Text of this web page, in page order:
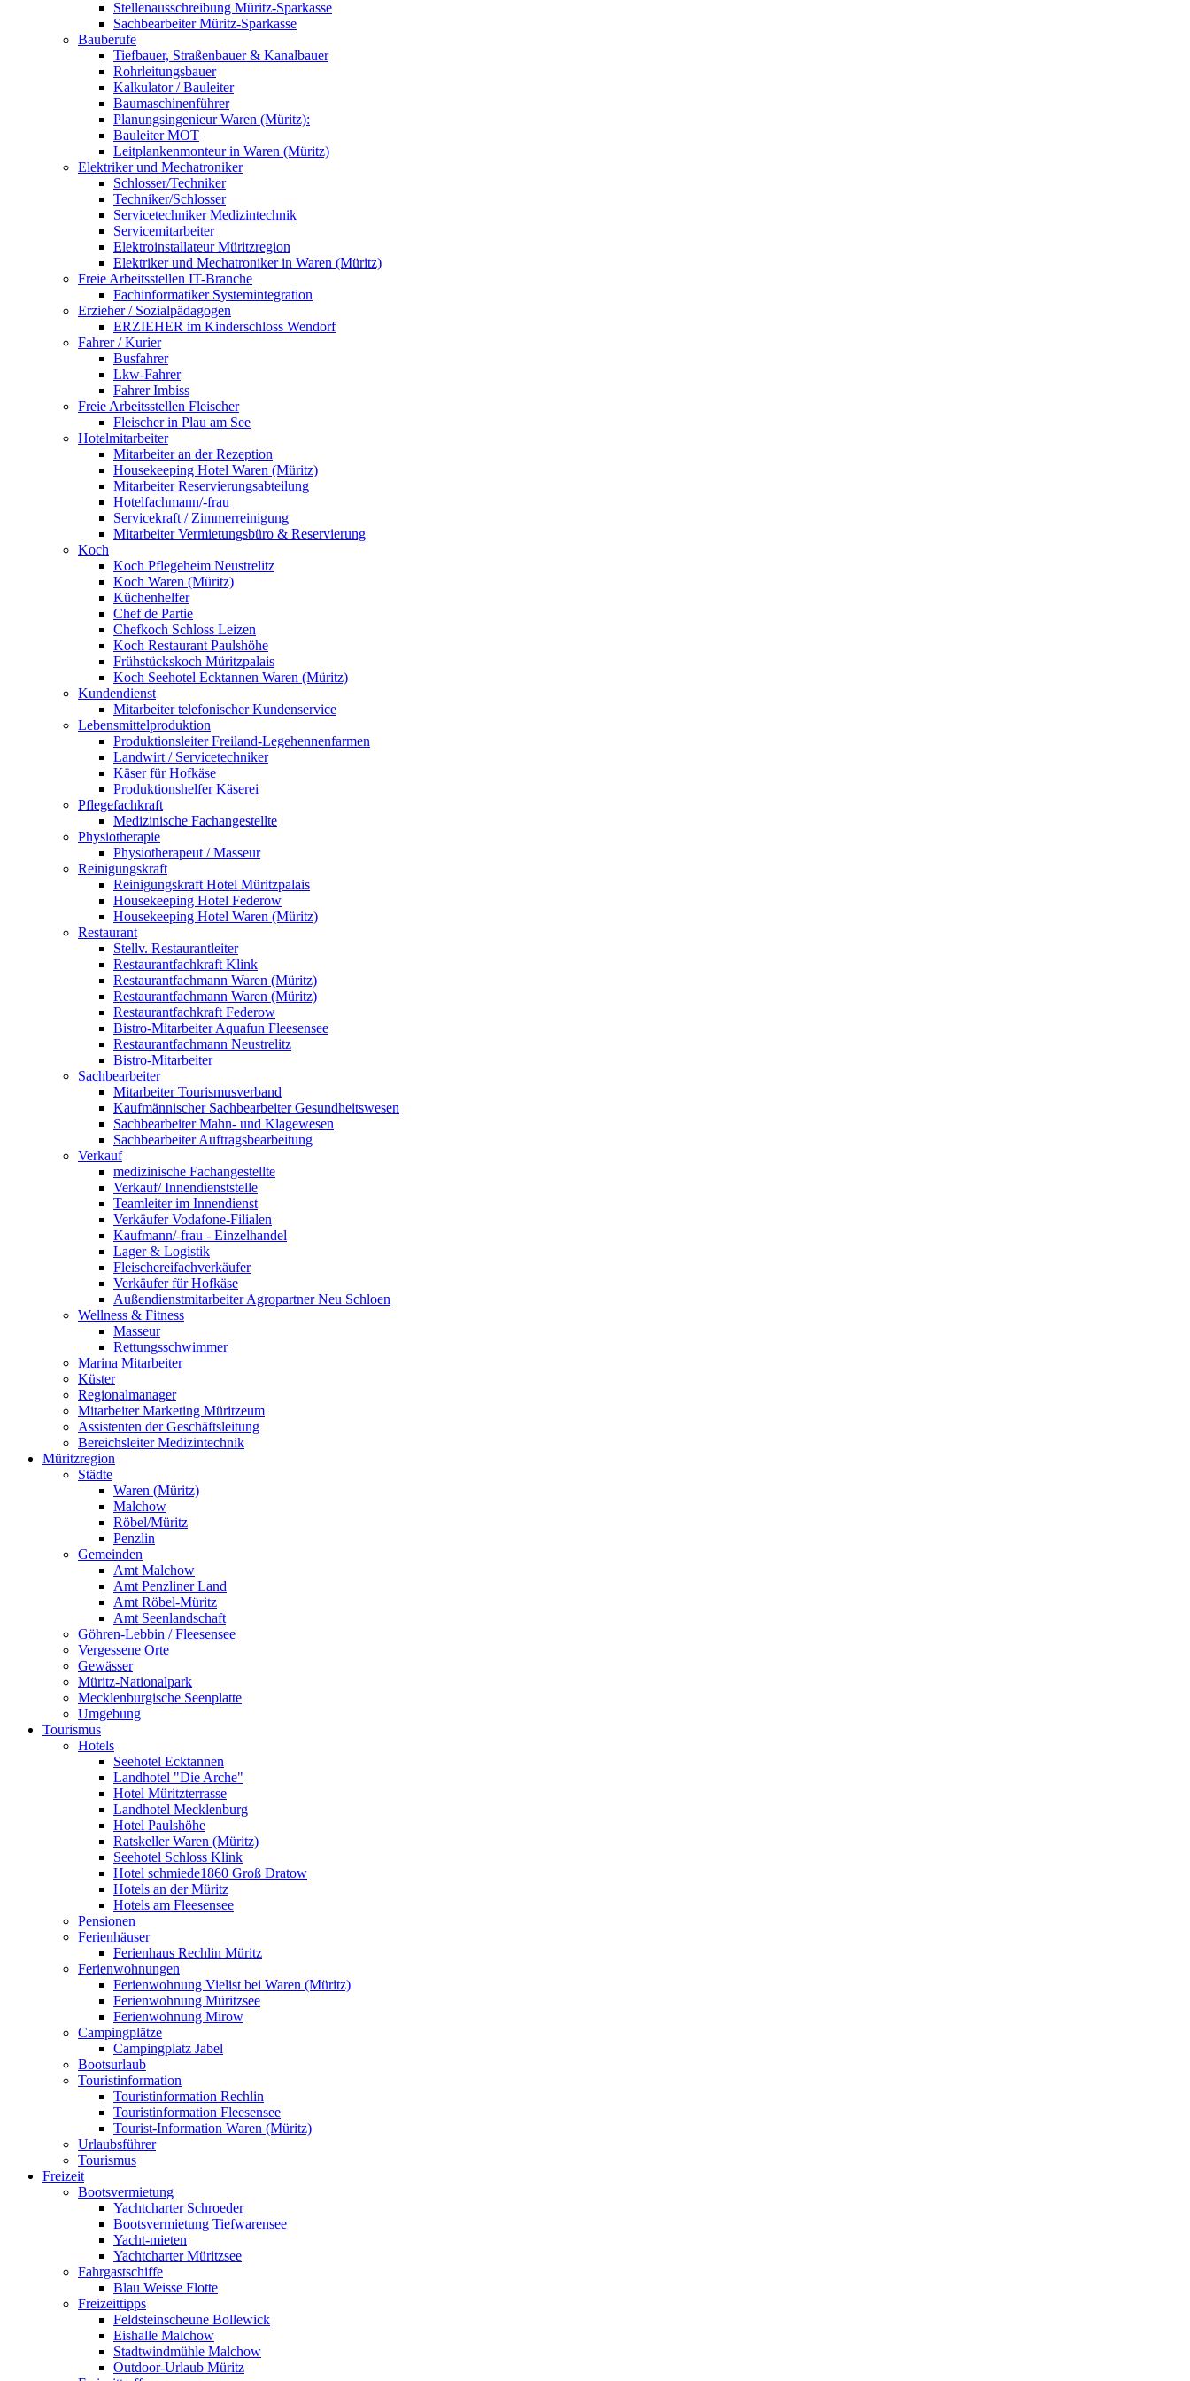
Stellenausschreibung Müritz-Sparkasse
Sachbearbeiter Müritz-Sparkasse
Bauberufe
Tiefbauer, Straßenbauer & Kanalbauer
Rohrleitungsbauer
Kalkulator / Bauleiter
Baumaschinenführer
Planungsingenieur Waren (Müritz):
Bauleiter MOT
Leitplankenmonteur in Waren (Müritz)
Elektriker und Mechatroniker
Schlosser/Techniker
Techniker/Schlosser
Servicetechniker Medizintechnik
Servicemitarbeiter
Elektroinstallateur Müritzregion
Elektriker und Mechatroniker in Waren (Müritz)
Freie Arbeitsstellen IT-Branche
Fachinformatiker Systemintegration
Erzieher / Sozialpädagogen
ERZIEHER im Kinderschloss Wendorf
Fahrer / Kurier
Busfahrer
Lkw-Fahrer
Fahrer Imbiss
Freie Arbeitsstellen Fleischer
Fleischer in Plau am See
Hotelmitarbeiter
Mitarbeiter an der Rezeption
Housekeeping Hotel Waren (Müritz)
Mitarbeiter Reservierungsabteilung
Hotelfachmann/-frau
Servicekraft / Zimmerreinigung
Mitarbeiter Vermietungsbüro & Reservierung
Koch
Koch Pflegeheim Neustrelitz
Koch Waren (Müritz)
Küchenhelfer
Chef de Partie
Chefkoch Schloss Leizen
Koch Restaurant Paulshöhe
Frühstückskoch Müritzpalais
Koch Seehotel Ecktannen Waren (Müritz)
Kundendienst
Mitarbeiter telefonischer Kundenservice
Lebensmittelproduktion
Produktionsleiter Freiland-Legehennenfarmen
Landwirt / Servicetechniker
Käser für Hofkäse
Produktionshelfer Käserei
Pflegefachkraft
Medizinische Fachangestellte
Physiotherapie
Physiotherapeut / Masseur
Reinigungskraft
Reinigungskraft Hotel Müritzpalais
Housekeeping Hotel Federow
Housekeeping Hotel Waren (Müritz)
Restaurant
Stellv. Restaurantleiter
Restaurantfachkraft Klink
Restaurantfachmann Waren (Müritz)
Restaurantfachmann Waren (Müritz)
Restaurantfachkraft Federow
Bistro-Mitarbeiter Aquafun Fleesensee
Restaurantfachmann Neustrelitz
Bistro-Mitarbeiter
Sachbearbeiter
Mitarbeiter Tourismusverband
Kaufmännischer Sachbearbeiter Gesundheitswesen
Sachbearbeiter Mahn- und Klagewesen
Sachbearbeiter Auftragsbearbeitung
Verkauf
medizinische Fachangestellte
Verkauf/ Innendienststelle
Teamleiter im Innendienst
Verkäufer Vodafone-Filialen
Kaufmann/-frau - Einzelhandel
Lager & Logistik
Fleischereifachverkäufer
Verkäufer für Hofkäse
Außendienstmitarbeiter Agropartner Neu Schloen
Wellness & Fitness
Masseur
Rettungsschwimmer
Marina Mitarbeiter
Küster
Regionalmanager
Mitarbeiter Marketing Müritzeum
Assistenten der Geschäftsleitung
Bereichsleiter Medizintechnik
Müritzregion
Städte
Waren (Müritz)
Malchow
Röbel/Müritz
Penzlin
Gemeinden
Amt Malchow
Amt Penzliner Land
Amt Röbel-Müritz
Amt Seenlandschaft
Göhren-Lebbin / Fleesensee
Vergessene Orte
Gewässer
Müritz-Nationalpark
Mecklenburgische Seenplatte
Umgebung
Tourismus
Hotels
Seehotel Ecktannen
Landhotel "Die Arche"
Hotel Müritzterrasse
Landhotel Mecklenburg
Hotel Paulshöhe
Ratskeller Waren (Müritz)
Seehotel Schloss Klink
Hotel schmiede1860 Groß Dratow
Hotels an der Müritz
Hotels am Fleesensee
Pensionen
Ferienhäuser
Ferienhaus Rechlin Müritz
Ferienwohnungen
Ferienwohnung Vielist bei Waren (Müritz)
Ferienwohnung Müritzsee
Ferienwohnung Mirow
Campingplätze
Campingplatz Jabel
Bootsurlaub
Touristinformation
Touristinformation Rechlin
Touristinformation Fleesensee
Tourist-Information Waren (Müritz)
Urlaubsführer
Tourismus
Freizeit
Bootsvermietung
Yachtcharter Schroeder
Bootsvermietung Tiefwarensee
Yacht-mieten
Yachtcharter Müritzsee
Fahrgastschiffe
Blau Weisse Flotte
Freizeittipps
Feldsteinscheune Bollewick
Eishalle Malchow
Stadtwindmühle Malchow
Outdoor-Urlaub Müritz